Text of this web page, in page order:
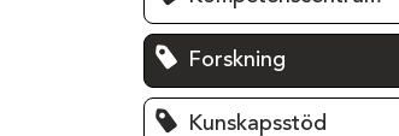
Forskning
Kunskapsstöd